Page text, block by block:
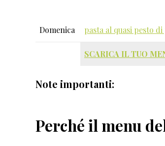
Domenica pasta al quasi pesto
SCARICA IL TUO
Note importanti:
Perché il menu